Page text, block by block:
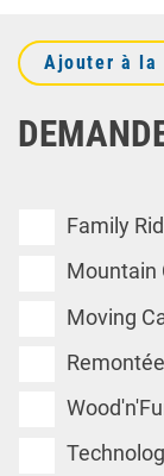
Ajouter à la
Family
Mountain
Moving